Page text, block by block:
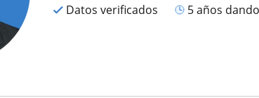
Datos verificados
5 años